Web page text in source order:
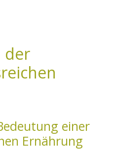
der
einer
Ernährung